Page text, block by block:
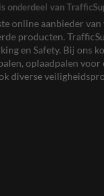
onderdeel van
online aanbieder
producten.
en Safety. Bij ons
oplaadpalen
diverse